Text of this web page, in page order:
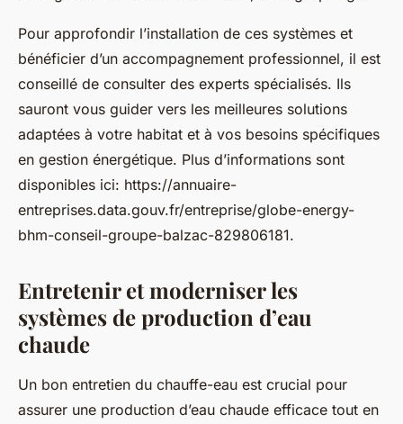
Pour approfondir l’installation de ces systèmes et
bénéficier d’un accompagnement professionnel, il est
conseillé de consulter des experts spécialisés. Ils
sauront vous guider vers les meilleures solutions
adaptées à votre habitat et à vos besoins spécifiques
en gestion énergétique. Plus d’informations sont
disponibles ici: https://annuaire-
entreprises.data.gouv.fr/entreprise/globe-energy-
bhm-conseil-groupe-balzac-829806181.
Entretenir et moderniser les
systèmes de production d’eau
chaude
Un bon entretien du chauffe-eau est crucial pour
assurer une production d’eau chaude efficace tout en